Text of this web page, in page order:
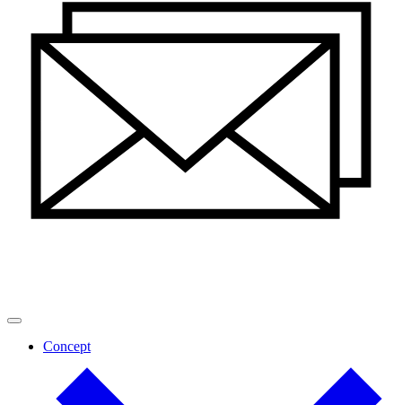
Concept